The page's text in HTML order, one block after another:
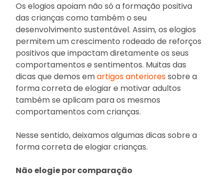
Os elogios apoiam não só a formação positiva
das crianças como também o seu
desenvolvimento sustentável. Assim, os elogios
permitem um crescimento rodeado de reforços
positivos que impactam diretamente os seus
comportamentos e sentimentos. Muitas das
dicas que demos emartigos anterioressobre a
forma correta de elogiar e motivar adultos
também se aplicam para os mesmos
comportamentos com crianças.
Nesse sentido, deixamos algumas dicas sobre a
forma correta de elogiar crianças.
Não elogie por comparação